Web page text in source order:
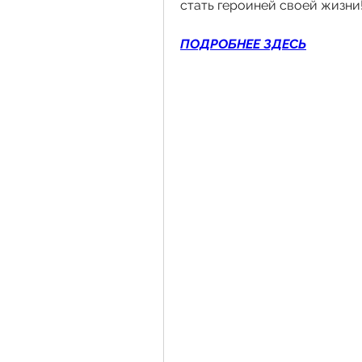
стать героиней своей
ПОДРОБНЕЕ ЗДЕСЬ